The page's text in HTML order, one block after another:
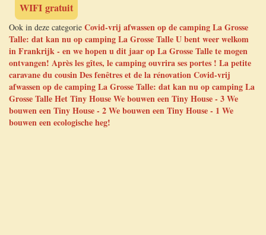
WIFI gratuit
Ook in deze categorie Covid-vrij afwassen op de camping La Grosse
Talle: dat kan nu op camping La Grosse TalleU bent weer welkom
in Frankrijk - en we hopen u dit jaar op La Grosse Talle te mogen
ontvangen! Après les gîtes, le camping ouvrira ses portes ! La petite
caravane du cousinDes fenêtres et de la rénovationCovid-vrij
afwassen op de camping La Grosse Talle: dat kan nu op camping La
Grosse TalleHet Tiny HouseWe bouwen een Tiny House - 3We
bouwen een Tiny House - 2We bouwen een Tiny House - 1 We
bouwen een ecologische heg!